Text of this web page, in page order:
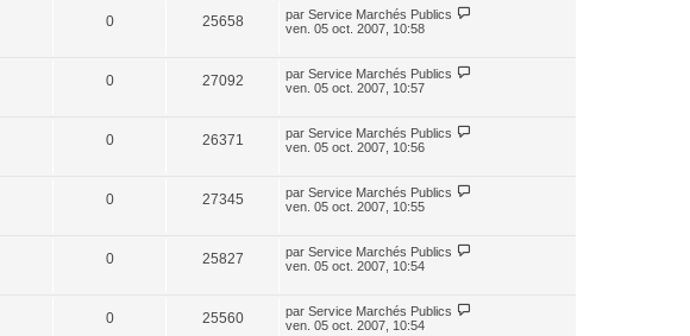
0 25658 par Service Marchés Publics
ven. 05 oct. 2007, 10:58
0 27092 par Service Marchés Publics
ven. 05 oct. 2007, 10:57
0 26371 par Service Marchés Publics
ven. 05 oct. 2007, 10:56
0 27345 par Service Marchés Publics
ven. 05 oct. 2007, 10:55
0 25827 par Service Marchés Publics
ven. 05 oct. 2007, 10:54
0 25560 par Service Marchés Publics
ven. 05 oct. 2007, 10:54